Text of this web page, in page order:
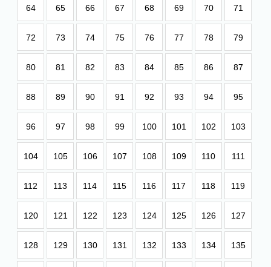
64 65 66 67 68 69 70 71
72 73 74 75 76 77 78 79
80 81 82 83 84 85 86 87
88 89 90 91 92 93 94 95
96 97 98 99 100 101 102 103
104 105 106 107 108 109 110 111
112 113 114 115 116 117 118 119
120 121 122 123 124 125 126 127
128 129 130 131 132 133 134 135